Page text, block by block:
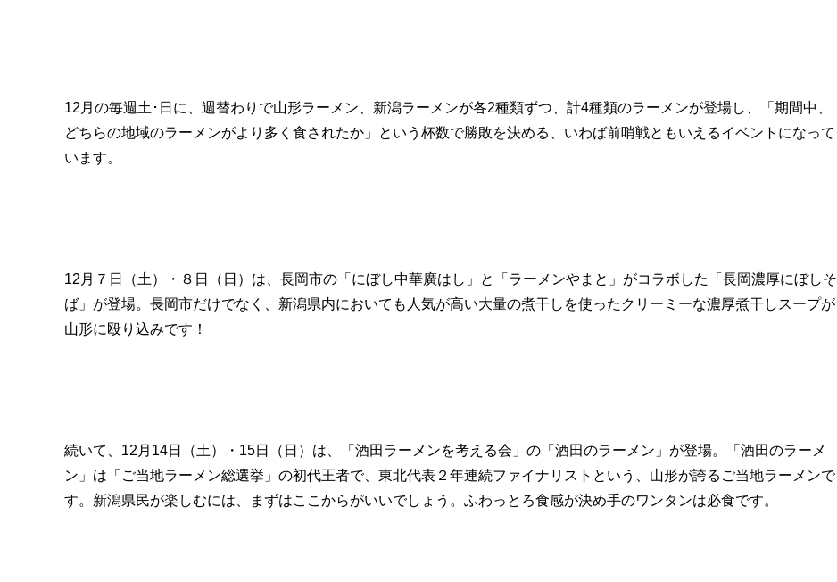
12月の毎週土･日に、週替わりで山形ラーメン、新潟ラーメンが各2種類ずつ、計4種類のラーメンが登場し、「期間中、
どちらの地域のラーメンがより多く食されたか」という杯数で勝敗を決める、いわば前哨戦ともいえるイベントになって
います。
12月７日（土）・８日（日）は、長岡市の「にぼし中華廣はし」と「ラーメンやまと」がコラボした「長岡濃厚にぼしそ
ば」が登場。長岡市だけでなく、新潟県内においても人気が高い大量の煮干しを使ったクリーミーな濃厚煮干しスープが
山形に殴り込みです！
続いて、12月14日（土）・15日（日）は、「酒田ラーメンを考える会」の「酒田のラーメン」が登場。「酒田のラーメ
ン」は「ご当地ラーメン総選挙」の初代王者で、東北代表２年連続ファイナリストという、山形が誇るご当地ラーメンで
す。新潟県民が楽しむには、まずはここからがいいでしょう。ふわっとろ食感が決め手のワンタンは必食です。